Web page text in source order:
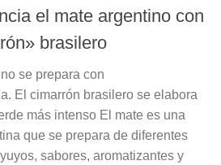
el mate argentino con
brasilero
se prepara con
El cimarrón brasilero se elabora
más intenso El mate es una
que se prepara de diferentes
sabores, aromatizantes y